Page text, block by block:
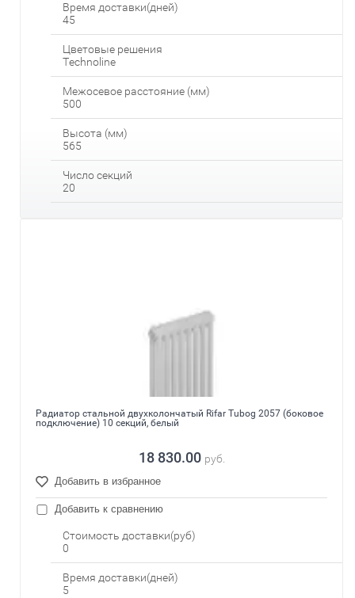
Время доставки(дней)
45
Цветовые решения
Technoline
Межосевое расстояние (мм)
500
Высота (мм)
565
Число секций
20
Радиатор стальной двухколончатый Rifar Tubog 2057 (боковое
подключение) 10 секций, белый
18 830.00 руб.
Добавить в избранное
Добавить к сравнению
Стоимость доставки(руб)
0
Время доставки(дней)
5